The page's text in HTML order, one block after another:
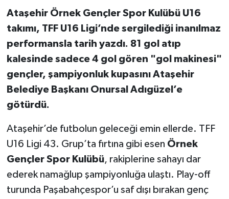
Ataşehir Örnek Gençler Spor Kulübü U16
takımı, TFF U16 Ligi’nde sergilediği inanılmaz
performansla tarih yazdı. 81 gol atıp
kalesinde sadece 4 gol gören "gol makinesi"
gençler, şampiyonluk kupasını Ataşehir
Belediye Başkanı Onursal Adıgüzel’e
götürdü.
Ataşehir’de futbolun geleceği emin ellerde. TFF
U16 Ligi 43. Grup’ta fırtına gibi esen Örnek
Gençler Spor Kulübü, rakiplerine sahayı dar
ederek namağlup şampiyonluğa ulaştı. Play-off
turunda Paşabahçespor’u saf dışı bırakan genç